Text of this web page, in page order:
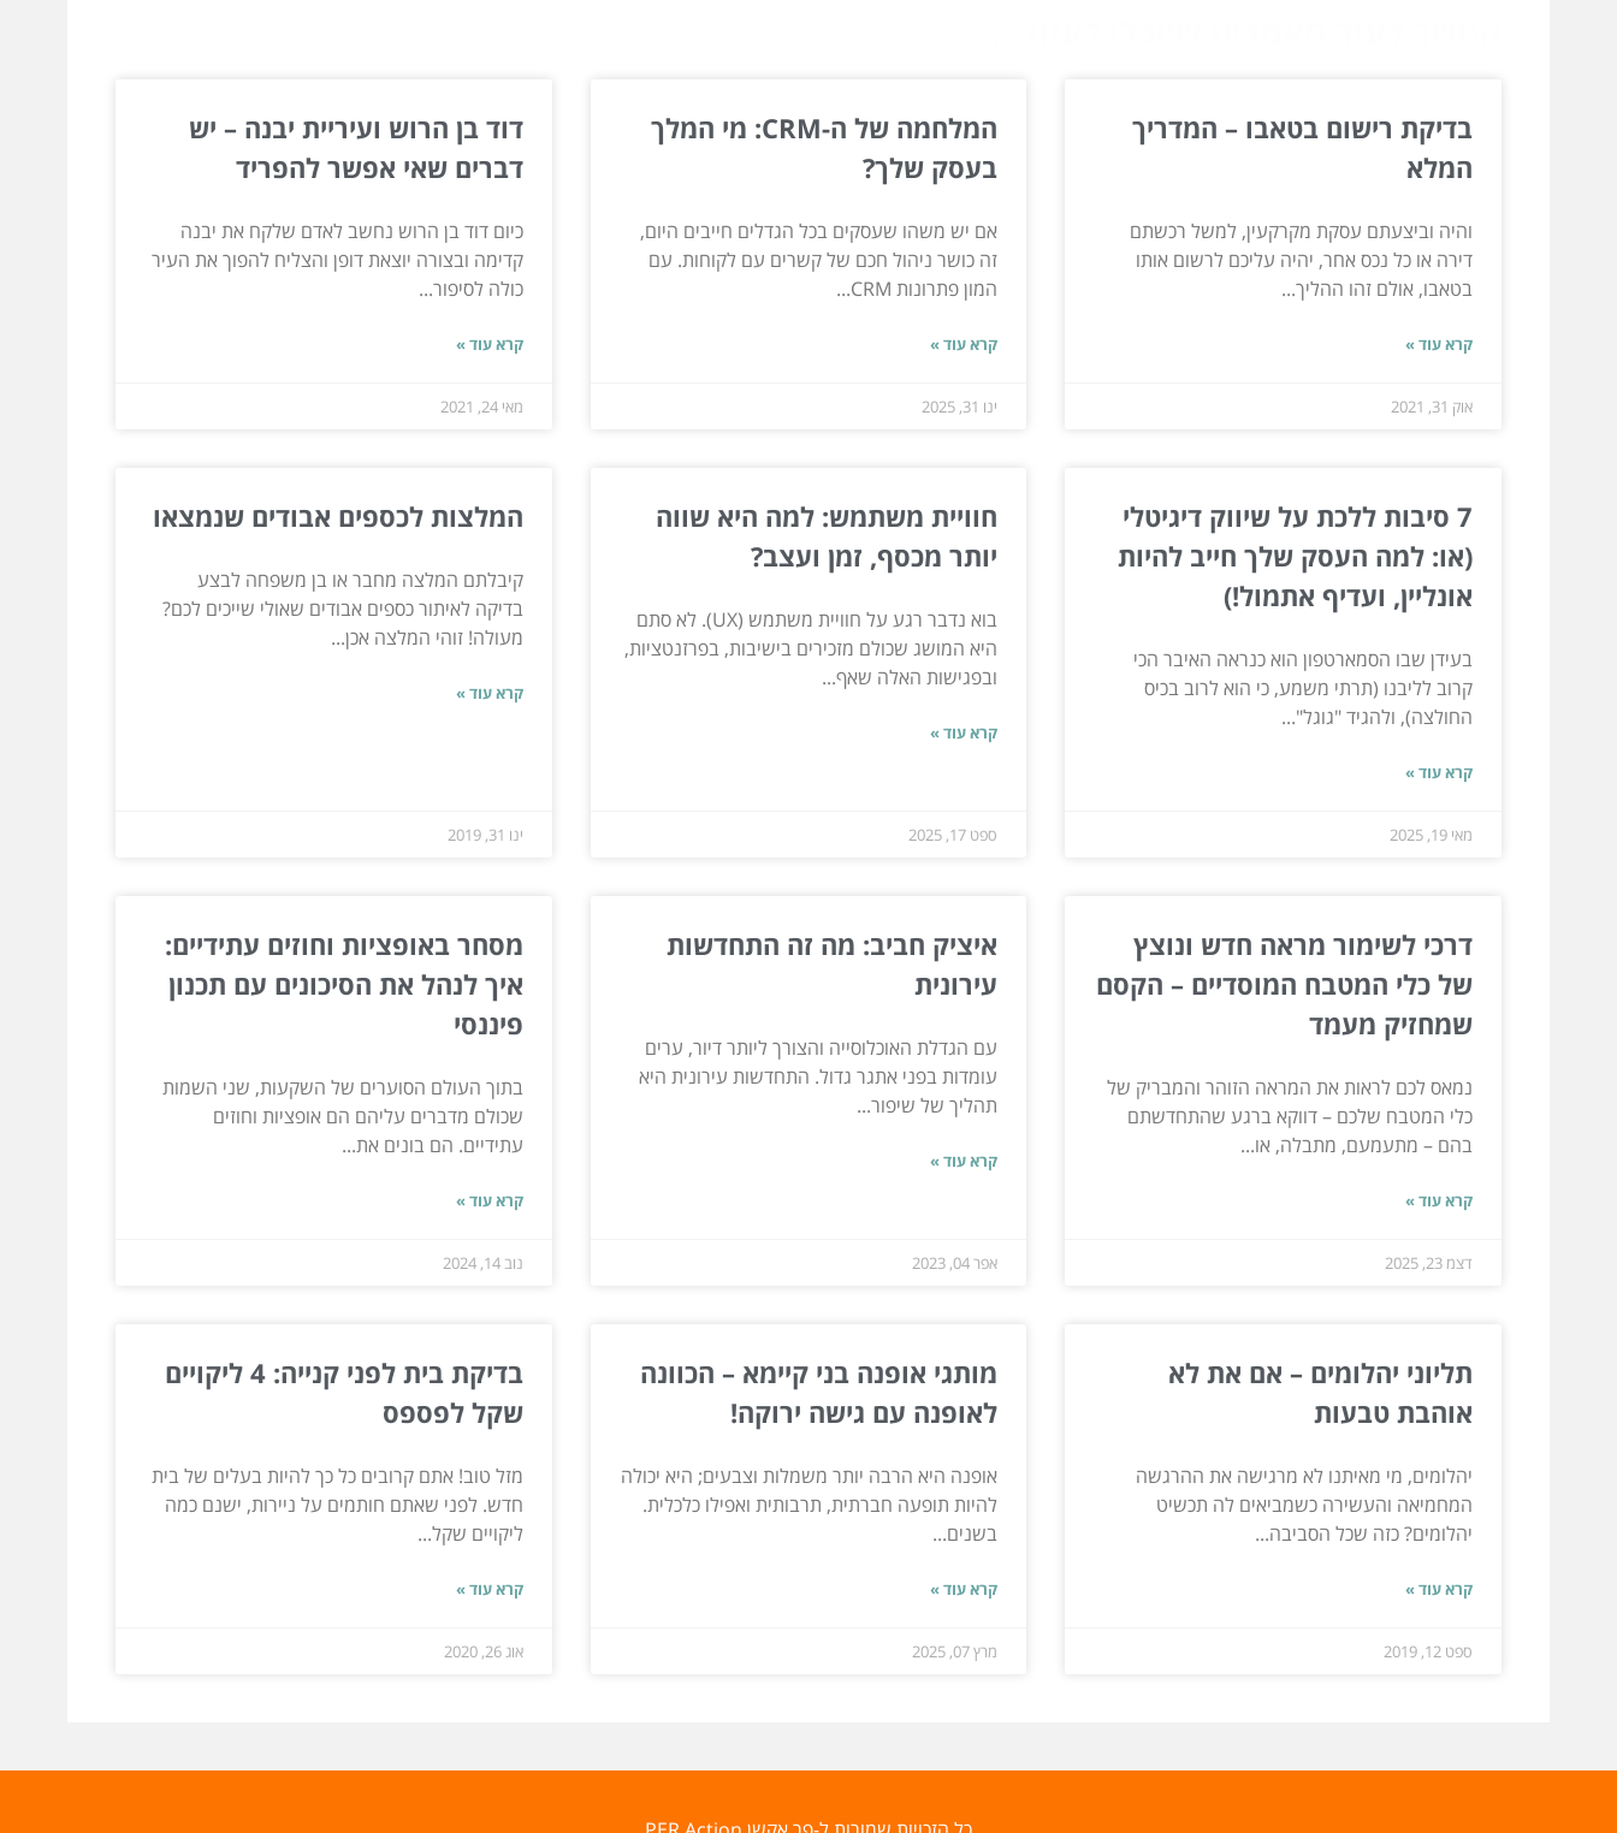
בדיקת רישום בטאבו – המדריך
המלא
והיה וביצעתם עסקת מקרקעין, למשל רכשתם
דירה או כל נכס אחר, יהיה עליכם לרשום אותו
בטאבו, אולם זהו ההליך...
קרא עוד »
אוק 31, 2021
המלחמה של ה-CRM: מי המלך
בעסק שלך?
אם יש משהו שעסקים בכל הגדלים חייבים היום,
זה כושר ניהול חכם של קשרים עם לקוחות. עם
המון פתרונות CRM...
קרא עוד »
ינו 31, 2025
דוד בן הרוש ועיריית יבנה – יש
דברים שאי אפשר להפריד
כיום דוד בן הרוש נחשב לאדם שלקח את יבנה
קדימה ובצורה יוצאת דופן והצליח להפוך את העיר
כולה לסיפור...
קרא עוד »
מאי 24, 2021
7 סיבות ללכת על שיווק דיגיטלי
(או: למה העסק שלך חייב להיות
אונליין, ועדיף אתמול!)
בעידן שבו הסמארטפון הוא כנראה האיבר הכי
קרוב לליבנו (תרתי משמע, כי הוא לרוב בכיס
החולצה), ולהגיד "גוגל"...
קרא עוד »
מאי 19, 2025
חוויית משתמש: למה היא שווה
יותר מכסף, זמן ועצב?
בוא נדבר רגע על חוויית משתמש (UX). לא סתם
היא המושג שכולם מזכירים בישיבות, בפרזנטציות,
ובפגישות האלה שאף...
קרא עוד »
ספט 17, 2025
המלצות לכספים אבודים שנמצאו
קיבלתם המלצה מחבר או בן משפחה לבצע
בדיקה לאיתור כספים אבודים שאולי שייכים לכם?
מעולה! זוהי המלצה אכן...
קרא עוד »
ינו 31, 2019
דרכי לשימור מראה חדש ונוצץ
של כלי המטבח המוסדיים – הקסם
שמחזיק מעמד
נמאס לכם לראות את המראה הזוהר והמבריק של
כלי המטבח שלכם – דווקא ברגע שהתחדשתם
בהם – מתעמעם, מתבלה, או...
קרא עוד »
דצמ 23, 2025
איציק חביב: מה זה התחדשות
עירונית
עם הגדלת האוכלוסייה והצורך ליותר דיור, ערים
עומדות בפני אתגר גדול. התחדשות עירונית היא
תהליך של שיפור...
קרא עוד »
אפר 04, 2023
מסחר באופציות וחוזים עתידיים:
איך לנהל את הסיכונים עם תכנון
פיננסי
בתוך העולם הסוערים של השקעות, שני השמות
שכולם מדברים עליהם הם אופציות וחוזים
עתידיים. הם בונים את...
קרא עוד »
נוב 14, 2024
תליוני יהלומים – אם את לא
אוהבת טבעות
יהלומים, מי מאיתנו לא מרגישה את ההרגשה
המחמיאה והעשירה כשמביאים לה תכשיט
יהלומים? כזה שכל הסביבה...
קרא עוד »
ספט 12, 2019
מותגי אופנה בני קיימא – הכוונה
לאופנה עם גישה ירוקה!
אופנה היא הרבה יותר משמלות וצבעים; היא יכולה
להיות תופעה חברתית, תרבותית ואפילו כלכלית.
בשנים...
קרא עוד »
מרץ 07, 2025
בדיקת בית לפני קנייה: 4 ליקויים
שקל לפספס
מזל טוב! אתם קרובים כל כך להיות בעלים של בית
חדש. לפני שאתם חותמים על ניירות, ישנם כמה
ליקויים שקל...
קרא עוד »
אוג 26, 2020